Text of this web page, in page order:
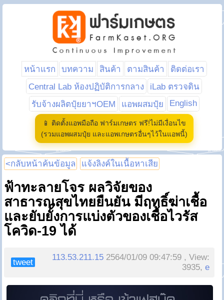
หน้าแรก บทความ สินค้า ตามสินค้า
ติดต่อเรา
Central Lab ห้องปฏิบัติการกลาง
iLab ตรวจดิน
รับจ้างผลิตปุ๋ยยาฯOEM
แอพผสมปุ๋ย English
📱 ติดตั้งแอพมือถือ ฟาร์มเกษตร ฟรี!ไม่มีเงื่อนไข
(รวมแอพผสมปุ๋ย และแอพเกษตรอื่นๆไว้ในแอพนี้)
<กลับหน้าค้นข้อมูล แจ้งลิงค์ในเนื้อหาเสีย
ฟ้าทะลายโจร ผลวิจัยของ
สาธารณสุขไทยยืนยัน มีฤทธิ์ฆ่าเชื้อ
และยับยั้งการแบ่งตัวของเชื้อไวรัส
โควิด-19 ได้
tweet
113.53.211.15 2564/01/09 09:47:59 , View:
3935,e